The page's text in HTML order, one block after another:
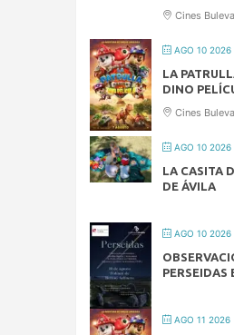
Cines
AGO 10 2026
LA
DINO
Cines
AGO 10 2026
LA CASITA
DE ÁVILA
AGO 10 2026
PERSEIDAS
AGO 11 2026